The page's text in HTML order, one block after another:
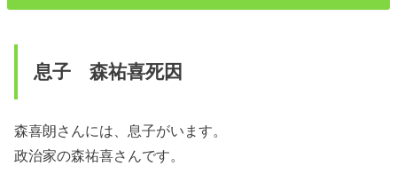
息子 森祐喜死因
森喜朗さんには、息子がいます。
政治家の森祐喜さんです。